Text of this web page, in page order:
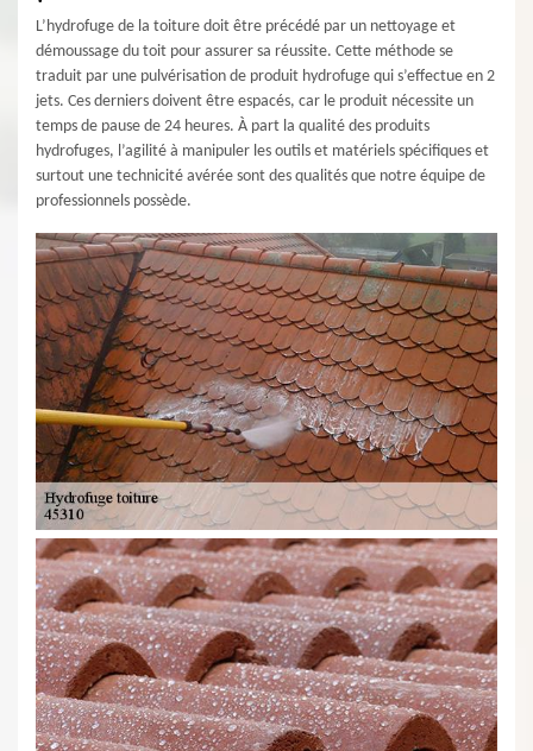
L’hydrofuge de la toiture doit être précédé par un nettoyage et
démoussage du toit pour assurer sa réussite. Cette méthode se
traduit par une pulvérisation de produit hydrofuge qui s’effectue en 2
jets. Ces derniers doivent être espacés, car le produit nécessite un
temps de pause de 24 heures. À part la qualité des produits
hydrofuges, l’agilité à manipuler les outils et matériels spécifiques et
surtout une technicité avérée sont des qualités que notre équipe de
professionnels possède.